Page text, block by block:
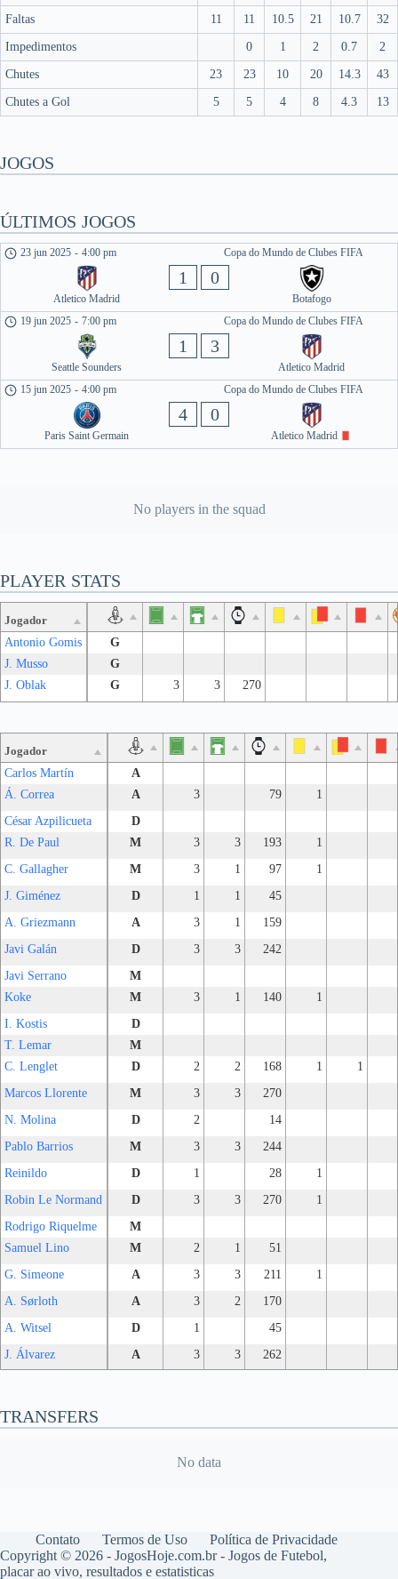
Faltas 11 11 10.5 21 10.7 32
Impedimentos 0 1 2 0.7 2
Chutes 23 23 10 20 14.3 43
Chutes a Gol 5 5 4 8 4.3 13
JOGOS
ÚLTIMOS JOGOS
Copa do Mundo de Clubes FIFA
23 jun 2025 - 4:00 pm
Atletico Madrid
1 0
Botafogo
Copa do Mundo de Clubes FIFA
19 jun 2025 - 7:00 pm
Seattle Sounders
1 3
Atletico Madrid
Copa do Mundo de Clubes FIFA
15 jun 2025 - 4:00 pm
Paris Saint Germain
4 0
Atletico Madrid
No players in the squad
PLAYER STATS
Jogador
Antonio Gomis
G
J. Musso
G
J. Oblak
G 3 3 270
Jogador
Carlos Martín
A
Á. Correa
A 3 79
1
César Azpilicueta
D
R. De Paul
M 3 3 193
1
C. Gallagher
M 3 1 97
1
J. Giménez
D 1 1
45
A. Griezmann
A 3 1
159
Javi Galán
D 3 3
242
Javi Serrano
M
Koke
M 3 1 140
1
I. Kostis
D
T. Lemar
M
C. Lenglet
D 2 2 168 1
1
Marcos Llorente
M 3 3
270
N. Molina
D 2
14
Pablo Barrios
M 3 3
244
Reinildo
D 1 28
1
Robin Le Normand
D 3 3 270
1
Rodrigo Riquelme
M
Samuel Lino
M 2 1
51
G. Simeone
A 3 3 211
1
A. Sørloth
A 3 2
170
A. Witsel
D 1
45
J. Álvarez
A 3 3 262
TRANSFERS
No data
Contato Termos de Uso
Política de Privacidade
Copyright © 2026 - JogosHoje.com.br - Jogos de Futebol,
placar ao vivo, resultados e estatisticas